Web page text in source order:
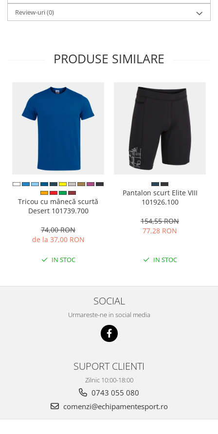
Review-uri(0)
PRODUSE SIMILARE
Tricou cu mânecă scurtă
Desert 101739.700
74,00 RON
de la 37,00 RON
IN STOC
Pantalon scurt Elite VIII
101926.100
154,55 RON
77,28 RON
IN STOC
SOCIAL
Urmareste-ne in social media
SUPORT CLIENTI
Zilnic 10:00-18:00
0743 055 080
comenzi@echipamentesport.ro